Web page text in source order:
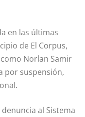
en las últimas
de El Corpus,
Norlan Samir
por suspensión,
al Sistema